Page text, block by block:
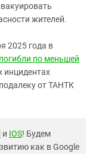
жителей.
2025 года в
погибли по меньшей
инцидентах
от ТАНТК
и IOS! Будем
как в Google